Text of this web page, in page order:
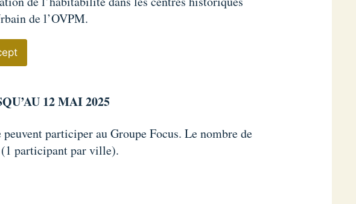
de l’OVPM.
12 MAI 2025
participer au Groupe Focus. Le nombre de
participant par ville).